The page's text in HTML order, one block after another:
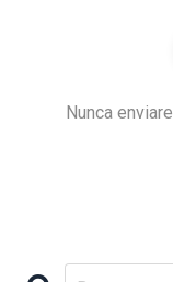
Nunca